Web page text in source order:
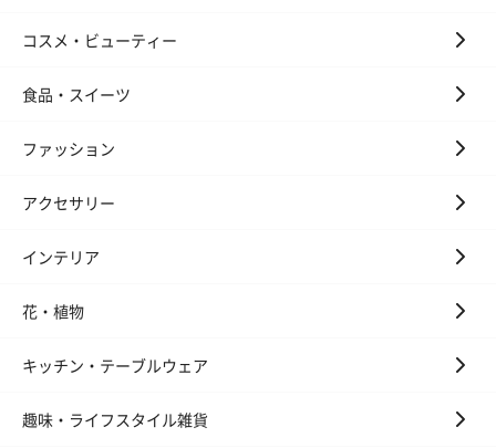
（ブルー）（748円）
【Thank you
ハンドタオル・ハンカチを同梱してお届けいたします。ギフトへ
コスメ・ビューティー
食品・スイーツ
ファッション
アクセサリー
インテリア
花・植物
キッチン・テーブルウェア
趣味・ライフスタイル雑貨